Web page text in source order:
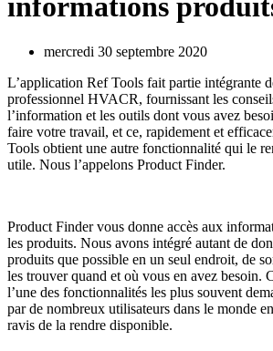
informations
mercredi 30 septembre 2020
L’application Ref Tools fait partie intégrante
professionnel HVACR, fournissant les
l’information et les outils dont vous avez
faire votre travail, et ce, rapidement et
Tools obtient une autre fonctionnalité qui le
utile. Nous l’appelons Product Finder.
Product Finder vous donne accès aux
les produits. Nous avons intégré autant de
produits que possible en un seul endroit, de
les trouver quand et où vous en avez besoin.
l’une des fonctionnalités les plus souvent
par de nombreux utilisateurs dans le monde
ravis de la rendre disponible.